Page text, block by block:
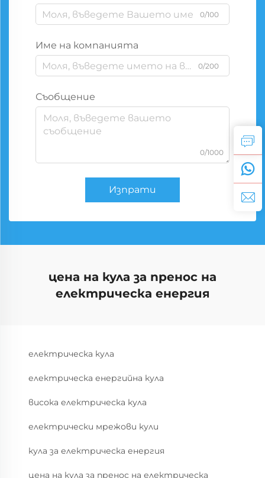
0/100
Име на компанията
0/200
Съобщение
0/1000
Изпрати
цена на кула за пренос на
електрическа енергия
електрическа кула
електрическа енергийна кула
висока електрическа кула
електрически мрежови кули
кула за електрическа енергия
цена на кула за пренос на електрическа